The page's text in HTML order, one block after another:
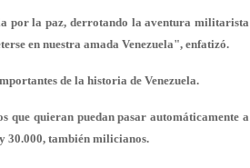
por la paz, derrotando la aventura militarista
en nuestra amada Venezuela", enfatizó.
de la historia de Venezuela.
que quieran puedan pasar automáticamente a
30.000, también milicianos.